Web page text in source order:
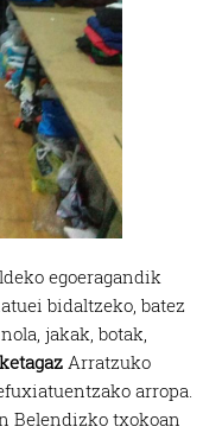
egoeragandik
bidaltzeko, batez
jakak, botak,
Arratzuko
arropa.
Belendizko txokoan